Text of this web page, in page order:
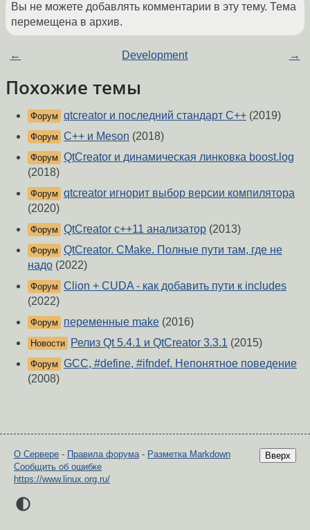
Вы не можете добавлять комментарии в эту тему. Тема
перемещена в архив.
← Development →
Похожие темы
Форум qtcreator и последний стандарт C++ (2019)
Форум C++ и Meson (2018)
Форум QtCreator и динамическая линковка boost.log
(2018)
Форум qtcreator игнорит выбор версии компилятора
(2020)
Форум QtCreator c++11 анализатор (2013)
Форум QtCreator. CMake. Полные пути там, где не
надо (2022)
Форум Clion + CUDA - как добавить пути к includes
(2022)
Форум переменные make (2016)
Новости Релиз Qt 5.4.1 и QtCreator 3.3.1 (2015)
Форум GCC, #define, #ifndef. Непонятное поведение
(2008)
Вверх
О Сервере - Правила форума- Разметка Markdown
Сообщить об ошибке
https://www.linux.org.ru/